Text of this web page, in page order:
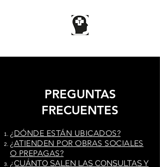
PREGUNTAS
FRECUENTES
¿ DÓNDE ESTÁN UBICADOS?
¿ATIENDEN POR OBRAS SOCIALES
O PREPAGAS?
¿CUÁNTO SALEN LAS CONSULTAS Y